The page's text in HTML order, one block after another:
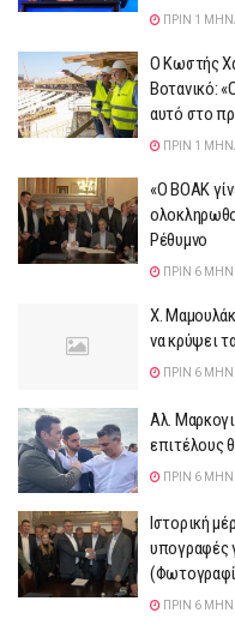
ΠΡΙΝ 1
Ο Κωστής
Βοτανικό:
αυτό στo
ΠΡΙΝ 1
«Ο ΒΟΑΚ
Ρέθυμνο
ΠΡΙΝ 6
X.
να κρύψει
ΠΡΙΝ 6
Αλ.
επιτέλους
ΠΡΙΝ 6
Ιστορική
υπογραφές
ΠΡΙΝ 6